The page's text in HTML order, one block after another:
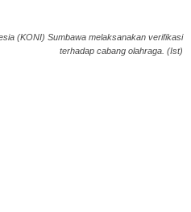
(KONI) Sumbawa melaksanakan verifikasi
terhadap cabang olahraga. (Ist)